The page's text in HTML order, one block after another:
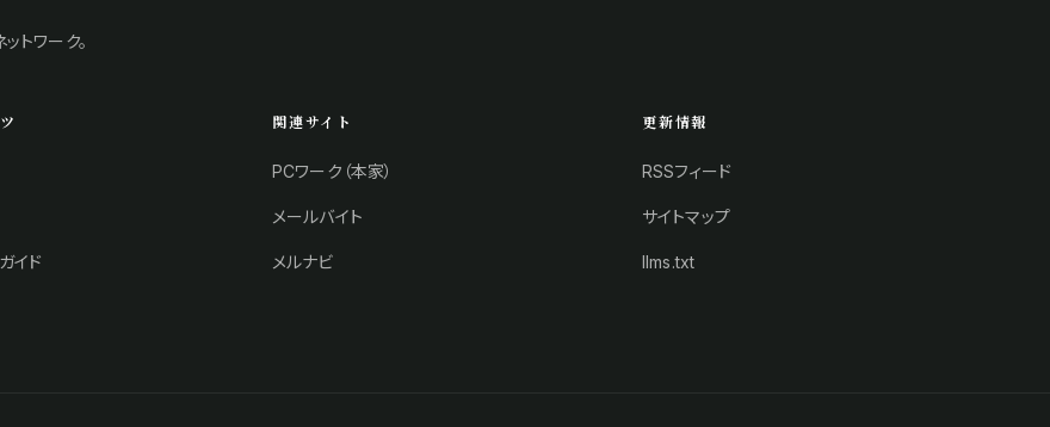
トワーク。
イド
関連サイト
PCワーク（本家）
メールバイト
メルナビ
更新情報
RSSフィード
サイトマップ
llms.txt